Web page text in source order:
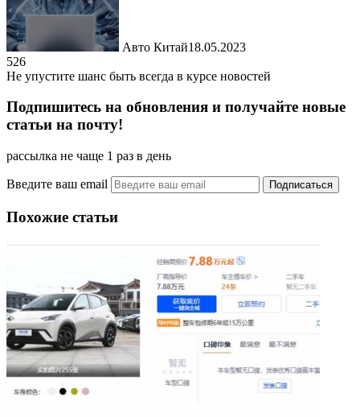
Авто Китай18.05.2023
526
Не упустите шанс быть всегда в курсе новостей
Подпишитесь на обновления и получайте новые
статьи на почту!
рассылка не чаще 1 раз в день
Введите ваш email
Похожие статьи